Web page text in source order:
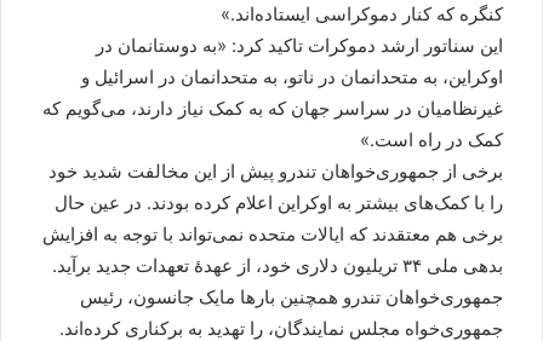
کنگره که کنار دموکراسی ایستاده‌اند.»
این سناتور ارشد دموکرات تاکید کرد: «به دوستانمان در
اوکراین، به متحدانمان در ناتو، به متحدانمان در اسرائیل و
غیرنظامیان در سراسر جهان که به کمک نیاز دارند، می‌گویم که
کمک در راه است.»
برخی از جمهوری‌خواهان تندرو پیش از این مخالفت شدید خود
را با کمک‌های بیشتر به اوکراین اعلام کرده‌ بودند. در عین حال
برخی هم معتقدند که ایالات متحده نمی‌تواند با توجه به افزایش
بدهی ملی ۳۴ تریلیون دلاری خود، از عهدهٔ تعهدات جدید برآید.
جمهوری‌خواهان تندرو همچنین بارها مایک جانسون، رئیس
جمهوری‌خواه مجلس نمایندگان، را تهدید به برکناری کرده‌اند.